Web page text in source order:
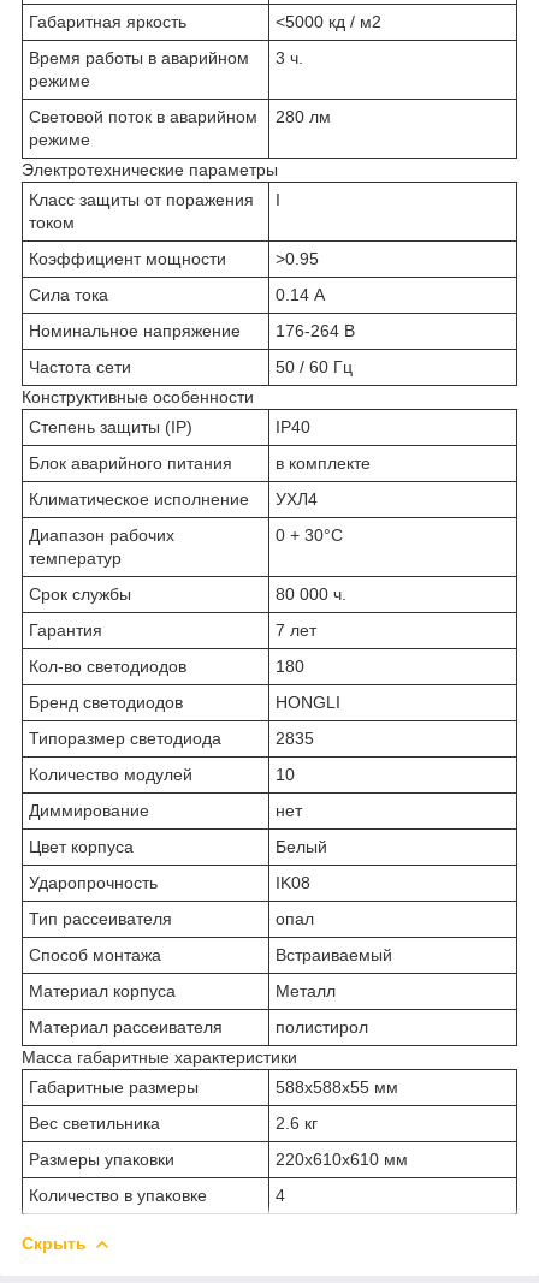
Габаритная яркость
<5000 кд / м2
Время работы в аварийном
режиме
3 ч.
Световой поток в аварийном
режиме
280 лм
Электротехнические параметры
Класс защиты от поражения
током
I
Коэффициент мощности
>0.95
Сила тока
0.14 А
Номинальное напряжение
176-264 В
Частота сети
50 / 60 Гц
Конструктивные особенности
Степень защиты (IP)
IP40
Блок аварийного питания
в комплекте
Климатическое исполнение
УХЛ4
Диапазон рабочих
температур
0 + 30°C
Срок службы
80 000 ч.
Гарантия
7 лет
Кол-во светодиодов
180
Бренд светодиодов
HONGLI
Типоразмер светодиода
2835
Количество модулей
10
Диммирование
нет
Цвет корпуса
Белый
Ударопрочность
IK08
Тип рассеивателя
опал
Способ монтажа
Встраиваемый
Материал корпуса
Металл
Материал рассеивателя
полистирол
Масса габаритные характеристики
Габаритные размеры
588х588х55 мм
Вес светильника
2.6 кг
Размеры упаковки
220х610х610 мм
Количество в упаковке
4
Скрыть